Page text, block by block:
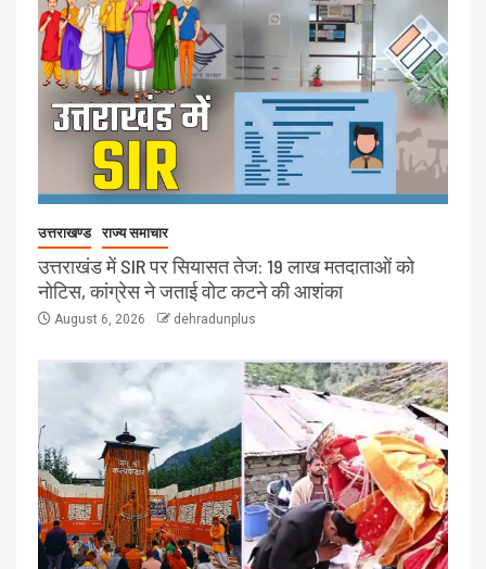
उत्तराखण्ड राज्य समाचार
उत्तराखंड में SIR पर सियासत तेज: 19 लाख मतदाताओं को
नोटिस, कांग्रेस ने जताई वोट कटने की आशंका
August 6, 2026 dehradunplus